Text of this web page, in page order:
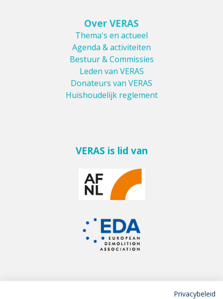
Over VERAS
Thema's en actueel
Agenda & activiteiten
Bestuur & Commissies
Leden van VERAS
Donateurs van VERAS
Huishoudelijk reglement
VERAS is lid van
Privacybeleid